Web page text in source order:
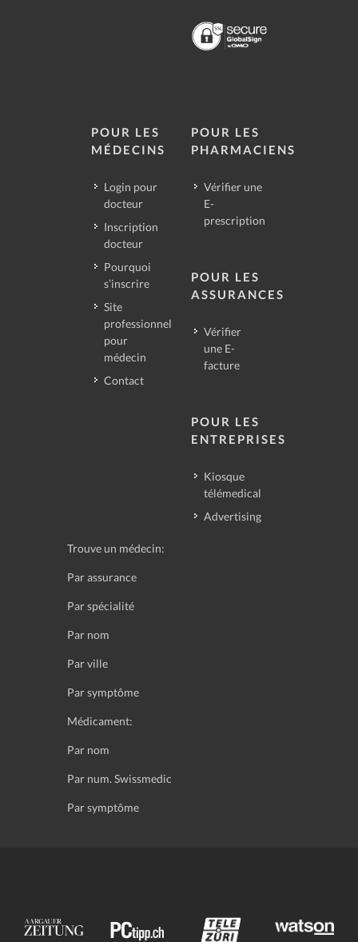
POUR LES
MÉDECINS
Login pour
docteur
Inscription
docteur
Pourquoi
s’inscrire
Site
professionnel
pour
médecin
Contact
POUR LES
PHARMACIENS
Vérifier une
E-
prescription
POUR LES
ASSURANCES
Vérifier
une E-
facture
POUR LES
ENTREPRISES
Kiosque
télémedical
Advertising
Trouve un médecin:
Par assurance
Par spécialité
Par nom
Par ville
Par symptôme
Médicament:
Par nom
Par num. Swissmedic
Par symptôme